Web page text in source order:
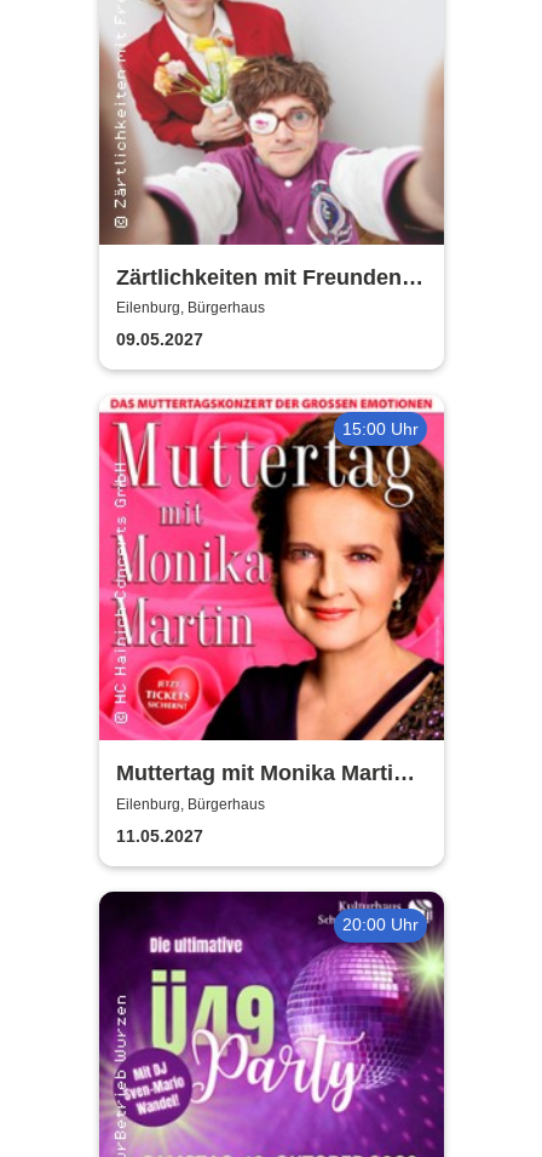
Zärtlichkeiten mit Freunden -
Rico Rohs und das Ines
Fleiwa Quartett
Eilenburg, Bürgerhaus
09.05.2027
15:00 Uhr
Muttertag mit Monika Martin
2027
Eilenburg, Bürgerhaus
11.05.2027
20:00 Uhr